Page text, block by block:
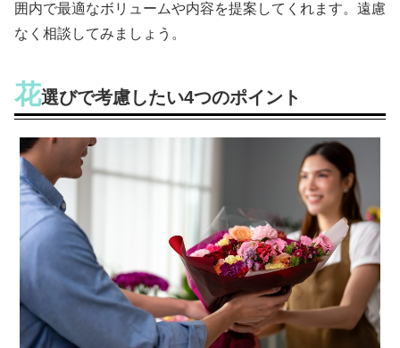
囲内で最適なボリュームや内容を提案してくれます。遠慮
なく相談してみましょう。
花選びで考慮したい4つのポイント